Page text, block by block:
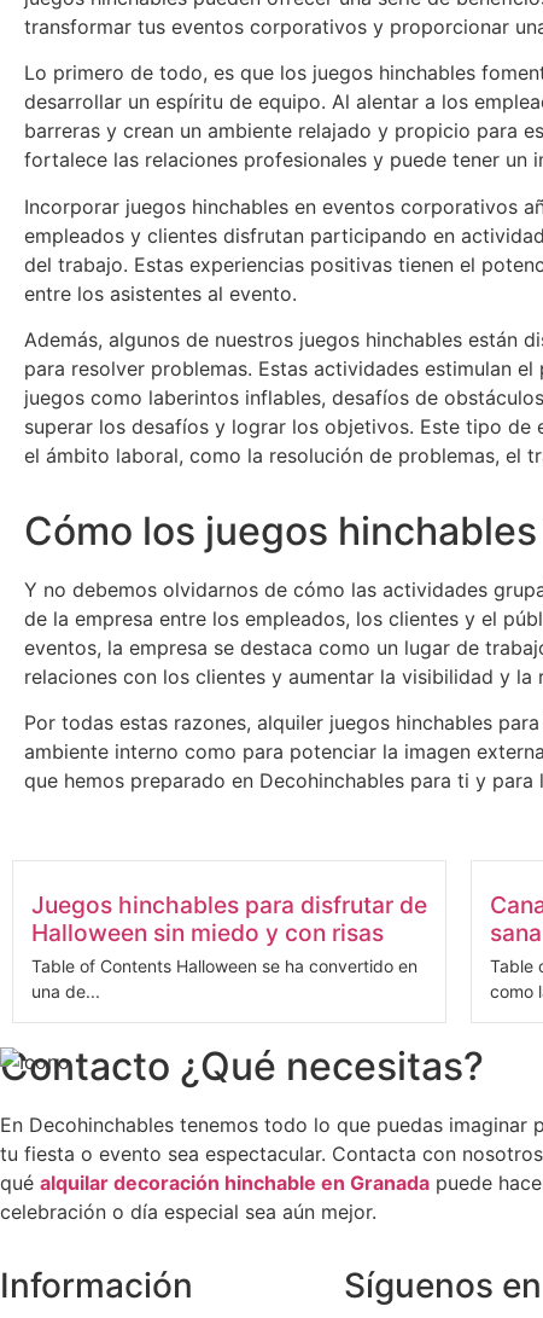
transformar tus eventos corporativos y proporcionar
Lo primero de todo, es que los juegos hinchables
desarrollar un espíritu de equipo. Al alentar a los
barreras y crean un ambiente relajado y propicio para
fortalece las relaciones profesionales y puede tener
Incorporar juegos hinchables en eventos corporativos
empleados y clientes disfrutan participando en
del trabajo. Estas experiencias positivas tienen el
entre los asistentes al evento.
Además, algunos de nuestros juegos hinchables están
para resolver problemas. Estas actividades estimulan
juegos como laberintos inflables, desafíos de
superar los desafíos y lograr los objetivos. Este tipo
el ámbito laboral, como la resolución de problemas, el
Cómo los juegos
Y no debemos olvidarnos de cómo las actividades
de la empresa entre los empleados, los clientes y el
eventos, la empresa se destaca como un lugar de
relaciones con los clientes y aumentar la visibilidad y la
Por todas estas razones, alquiler juegos hinchables
ambiente interno como para potenciar la imagen
que hemos preparado en Decohinchables para ti y para
Juegos hinchables para disfrutar de
Halloween sin miedo y con risas
Table of Contents Halloween se ha convertido en
una de...
Table
como
Contacto ¿Qué necesitas?
En Decohinchables tenemos todo lo que puedas imaginar
tu fiesta o evento sea espectacular. Contacta con
qué alquilar decoración hinchable en Granada puede
celebración o día especial sea aún mejor.
Información Síguenos en